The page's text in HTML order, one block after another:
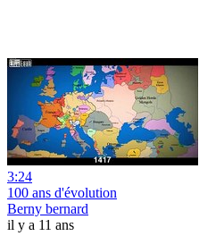
3:24
100 ans d'évolution
Berny bernard
il y a 11 ans